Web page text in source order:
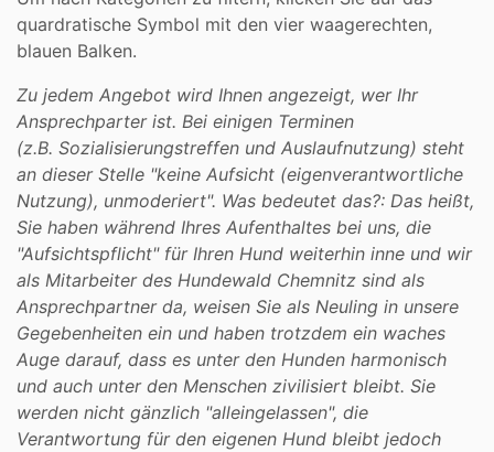
quardratische Symbol mit den vier waagerechten,
blauen Balken.
Zu jedem Angebot wird Ihnen angezeigt, wer Ihr
Ansprechparter ist. Bei einigen Terminen
(z.B. Sozialisierungstreffen und Auslaufnutzung) steht
an dieser Stelle "keine Aufsicht (eigenverantwortliche
Nutzung), unmoderiert". Was bedeutet das?: Das heißt,
Sie haben während Ihres Aufenthaltes bei uns, die
"Aufsichtspflicht" für Ihren Hund weiterhin inne und wir
als Mitarbeiter des Hundewald Chemnitz sind als
Ansprechpartner da, weisen Sie als Neuling in unsere
Gegebenheiten ein und haben trotzdem ein waches
Auge darauf, dass es unter den Hunden harmonisch
und auch unter den Menschen zivilisiert bleibt. Sie
werden nicht gänzlich "alleingelassen", die
Verantwortung für den eigenen Hund bleibt jedoch